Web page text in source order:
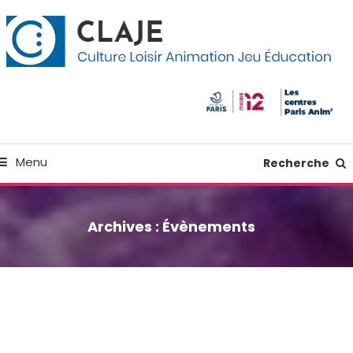
Menu Recherche
Archives : Évènements